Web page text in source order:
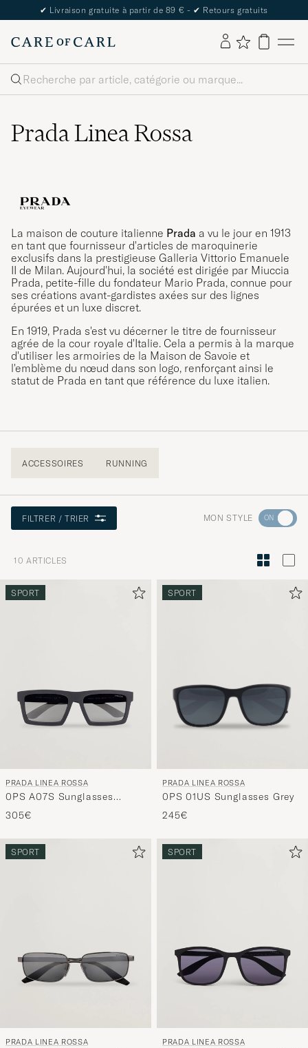
✔ Livraison gratuite à partir de 89 € - ✔ Retours gratuits
Rechercher
Prada Linea Rossa
La maison de couture italienne Prada a vu le jour en 1913
en tant que fournisseur d'articles de maroquinerie
exclusifs dans la prestigieuse Galleria Vittorio Emanuele
II de Milan. Aujourd'hui, la société est dirigée par Miuccia
Prada, petite-fille du fondateur Mario Prada, connue pour
ses créations avant-gardistes axées sur des lignes
épurées et un luxe discret.
En 1919, Prada s'est vu décerner le titre de fournisseur
agrée de la cour royale d'Italie. Cela a permis à la marque
d'utiliser les armoiries de la Maison de Savoie et
l'emblème du nœud dans son logo, renforçant ainsi le
statut de Prada en tant que référence du luxe italien.
ACCESSOIRES RUNNING
FILTRER / TRIER MON STYLE Rendez-
dans
section
et
une
10 ARTICLES
SPORT
PRADA LINEA ROSSA
0PS A07S Sunglasses
Grey/Black
305€
SPORT
PRADA LINEA ROSSA
0PS 01US Sunglasses Grey
245€
SPORT
PRADA LINEA ROSSA
SPORT
PRADA LINEA ROSSA